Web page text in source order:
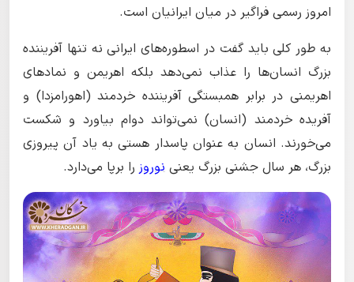
امروز رسمی فراگیر در میان ایرانیان است.
به طور کلی باید گفت در اسطوره‌های ایرانی نه تنها آفریننده
بزرگ انسان‌ها را عذاب نمی‌دهد بلکه اهریمن و نمادهای
اهریمنی در برابر همبستگی آفریننده خردمند (اهورامزدا) و
آفریده خردمند (انسان) نمی‌تواند دوام بیاورد و شکست
می‌خورند. انسان به عنوان پاسدار هستی به یاد آن پیروزی
بزرگ، هر سال جشنی بزرگ یعنی نوروز را برپا می‌دارد.